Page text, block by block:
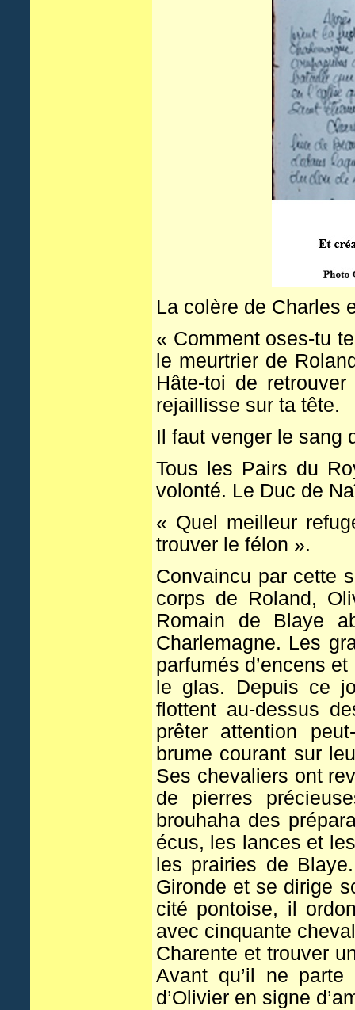
La colère de Charles
« Comment oses-tu
le meurtrier de
Hâte-toi de
rejaillisse sur ta tête.
Il faut venger le sang
Tous les Pairs du
volonté. Le Duc de
« Quel meilleur
trouver le félon ».
Convaincu par cette
corps de Roland,
Romain de Blaye
Charlemagne. Les
parfumés d’encens
le glas. Depuis ce
flottent au-dessus
prêter attention
brume courant sur
Ses chevaliers ont
de pierres
brouhaha des
écus, les lances et
les prairies de
Gironde et se dirige
cité pontoise, il
avec cinquante
Charente et trouver
Avant qu’il ne
d’Olivier en signe